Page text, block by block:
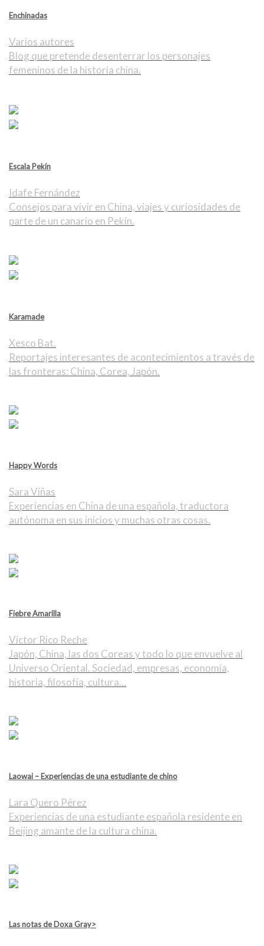
Enchinadas
Varios autores
Blog que pretende desenterrar los personajes
femeninos de la historia china.
Escala Pekín
Idafe Fernández
Consejos para vivir en China, viajes y curiosidades de
parte de un canario en Pekín.
Karamade
Xesco Bat.
Reportajes interesantes de acontecimientos a través de
las fronteras: China, Corea, Japón.
Happy Words
Sara Viñas
Experiencias en China de una española, traductora
autónoma en sus inicios y muchas otras cosas.
Fiebre Amarilla
Víctor Rico Reche
Japón, China, las dos Coreas y todo lo que envuelve al
Universo Oriental. Sociedad, empresas, economía,
historia, filosofía, cultura…
Laowai – Experiencias de una estudiante de chino
Lara Quero Pérez
Experiencias de una estudiante española residente en
Beijing amante de la cultura china.
Las notas de Doxa Gray>